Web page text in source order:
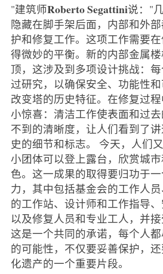
"建筑师RobertoSegattini说："
隐藏在脚手架后面，内部和外
护和修复工作。这项工作需要
得微妙的平衡。新的内部金属
顶，这涉及到多项设计挑战：
过研究，以确保安全、功能性
改变塔的历史特征。在修复过
小惊喜：清洁工作使表面和过
不到的清晰度，让人们看到了
史的细节和标志。 今天，人们
小团体可以登上露台，欣赏城
色。这一成果的取得要归功于
力，其中包括基金会的工作人
的工作站、设计师和工作指导
以及修复人员和专业工人，并接
这是一个共同的承诺，每个人
的可能性，不仅要妥善保护，
化遗产的一个重要片段。